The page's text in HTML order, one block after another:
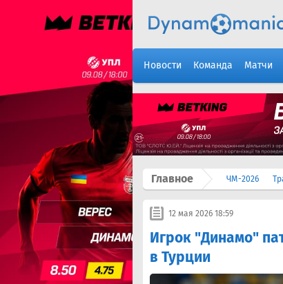
Новости Команда Матчи
Главное ЧМ-2026
12 мая 2026 18:59
Игрок "Динамо"
в Турции